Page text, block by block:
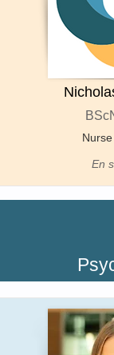
En